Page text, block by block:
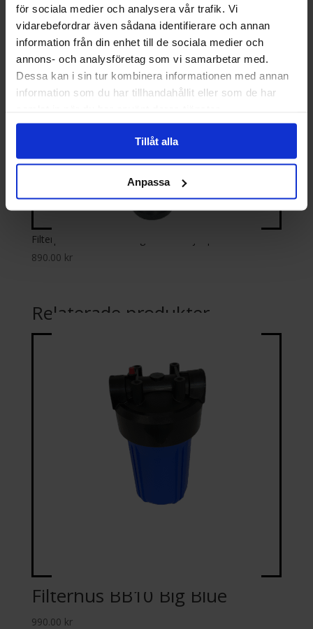
för sociala medier och analysera vår trafik. Vi
vidarebefordrar även sådana identifierare och annan
information från din enhet till de sociala medier och
annons- och analysföretag som vi samarbetar med.
Dessa kan i sin tur kombinera informationen med annan
information som du har tillhandahållit eller som de har
Tillåt alla
Anpassa
Filterpatron BB20 PH Big Blue – Höjer pH
890.00 kr
Relaterade produkter
Filterhus BB10 Big Blue
990.00 kr